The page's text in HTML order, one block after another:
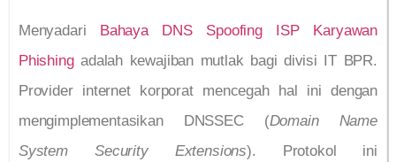
Menyadari Bahaya DNS Spoofing ISP Karyawan
Phishingadalah kewajiban mutlak bagi divisi IT BPR.
Provider internet korporat mencegah hal ini dengan
mengimplementasikan DNSSEC (Domain Name
System Security Extensions). Protokol ini